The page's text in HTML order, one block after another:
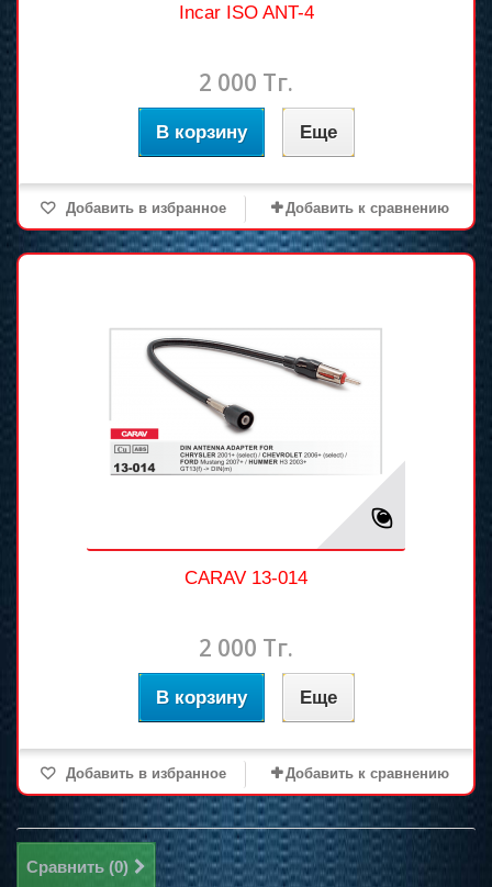
Incar ISO ANT-4
2 000 Тг.
В корзину Еще
Добавить в избранное Добавить к сравнению
CARAV 13-014
2 000 Тг.
В корзину Еще
Добавить в избранное Добавить к сравнению
Сравнить (0)